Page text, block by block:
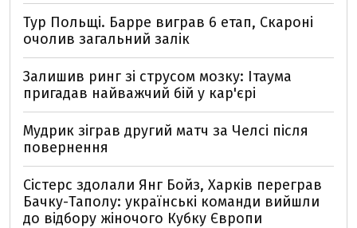
Тур Польщі. Барре виграв 6 етап, Скароні
очолив загальний залік
Залишив ринг зі струсом мозку: Ітаума
пригадав найважчий бій у кар'єрі
Мудрик зіграв другий матч за Челсі після
повернення
Сістерс здолали Янг Бойз, Харків переграв
Бачку-Таполу: українські команди вийшли
до відбору жіночого Кубку Європи